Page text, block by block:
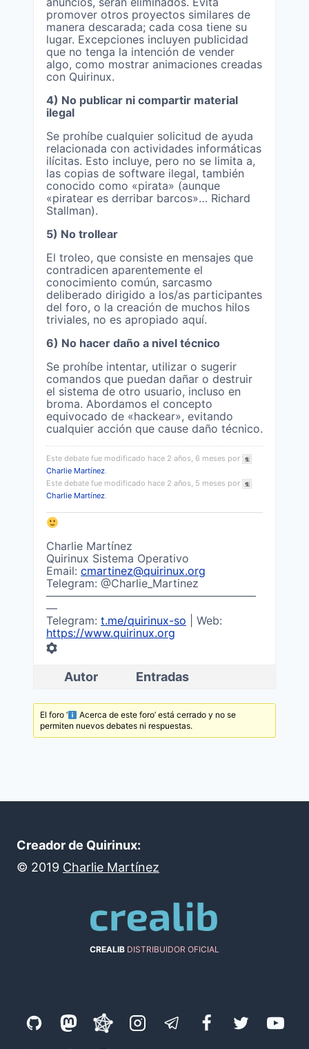
promover otros proyectos similares de
manera descarada; cada cosa tiene su
lugar. Excepciones incluyen publicidad
que no tenga la intención de vender
algo, como mostrar animaciones creadas
con Quirinux.
4) No publicar ni compartir material
ilegal
Se prohíbe cualquier solicitud de ayuda
relacionada con actividades informáticas
ilícitas. Esto incluye, pero no se limita a,
las copias de software ilegal, también
conocido como «pirata» (aunque
«piratear es derribar barcos»… Richard
Stallman).
5) No trollear
El troleo, que consiste en mensajes que
contradicen aparentemente el
conocimiento común, sarcasmo
deliberado dirigido a los/as participantes
del foro, o la creación de muchos hilos
triviales, no es apropiado aquí.
6) No hacer daño a nivel técnico
Se prohíbe intentar, utilizar o sugerir
comandos que puedan dañar o destruir
el sistema de otro usuario, incluso en
broma. Abordamos el concepto
equivocado de «hackear», evitando
cualquier acción que cause daño técnico.
Este debate fue modificado hace 2 años, 6 meses por
Charlie Martínez.
Este debate fue modificado hace 2 años, 5 meses por
Charlie Martínez.
Charlie Martínez
Quirinux Sistema Operativo
Email: cmartinez@quirinux.org
Telegram: @Charlie_Martinez
———————————————————
—
Telegram: t.me/quirinux-so | Web:
https://www.quirinux.org
Autor Entradas
El foro ‘
Acerca de este foro’ está cerrado y no se
permiten nuevos debates ni respuestas.
Creador de Quirinux:
© 2019 Charlie Martínez
CREALIB DISTRIBUIDOR OFICIAL